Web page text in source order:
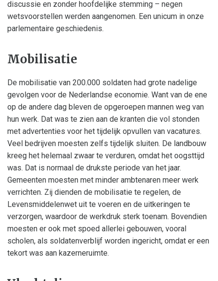
discussie en zonder hoofdelijke stemming – negen
wetsvoorstellen werden aangenomen. Een unicum in onze
parlementaire geschiedenis.
Mobilisatie
De mobilisatie van 200.000 soldaten had grote nadelige
gevolgen voor de Nederlandse economie. Want van de ene
op de andere dag bleven de opgeroepen mannen weg van
hun werk. Dat was te zien aan de kranten die vol stonden
met advertenties voor het tijdelijk opvullen van vacatures.
Veel bedrijven moesten zelfs tijdelijk sluiten. De landbouw
kreeg het helemaal zwaar te verduren, omdat het oogsttijd
was. Dat is normaal de drukste periode van het jaar.
Gemeenten moesten met minder ambtenaren meer werk
verrichten. Zij dienden de mobilisatie te regelen, de
Levensmiddelenwet uit te voeren en de uitkeringen te
verzorgen, waardoor de werkdruk sterk toenam. Bovendien
moesten er ook met spoed allerlei gebouwen, vooral
scholen, als soldatenverblijf worden ingericht, omdat er een
tekort was aan kazerneruimte.